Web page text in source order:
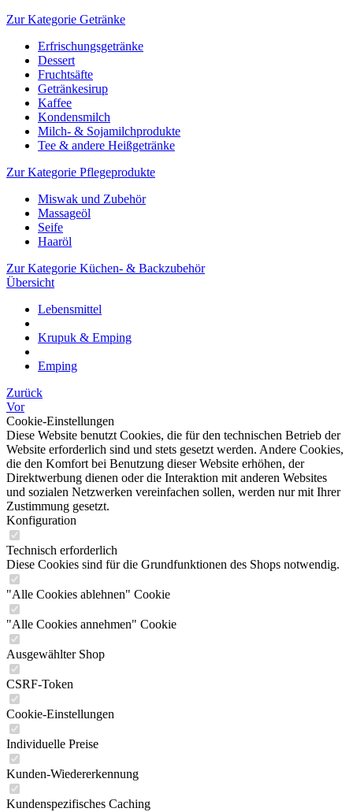
Zur Kategorie Getränke
Erfrischungsgetränke
Dessert
Fruchtsäfte
Getränkesirup
Kaffee
Kondensmilch
Milch- & Sojamilchprodukte
Tee & andere Heißgetränke
Zur Kategorie Pflegeprodukte
Miswak und Zubehör
Massageöl
Seife
Haaröl
Zur Kategorie Küchen- & Backzubehör
Übersicht
Lebensmittel
Krupuk & Emping
Emping
Zurück
Vor
Cookie-Einstellungen
Diese Website benutzt Cookies, die für den technischen Betrieb der
Website erforderlich sind und stets gesetzt werden. Andere Cookies,
die den Komfort bei Benutzung dieser Website erhöhen, der
Direktwerbung dienen oder die Interaktion mit anderen Websites
und sozialen Netzwerken vereinfachen sollen, werden nur mit Ihrer
Zustimmung gesetzt.
Konfiguration
Technisch erforderlich
Diese Cookies sind für die Grundfunktionen des Shops notwendig.
"Alle Cookies ablehnen" Cookie
"Alle Cookies annehmen" Cookie
Ausgewählter Shop
CSRF-Token
Cookie-Einstellungen
Individuelle Preise
Kunden-Wiedererkennung
Kundenspezifisches Caching